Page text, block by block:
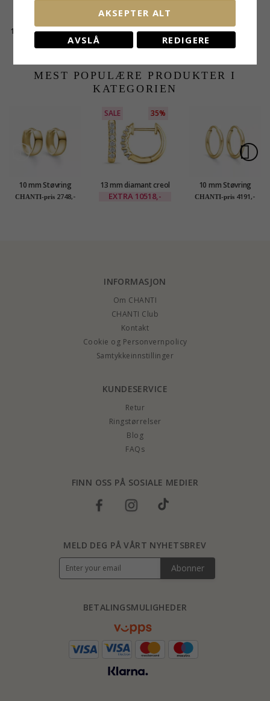
11 mm BNH creol i 14
1059,-
MEST POPULÆRE PRODUKTER I
KATEGORIEN
10 mm Støvring
Design creol i 8 karat
CHANTI-pris 2748,-
SALE 35%
13 mm diamant creol
i 14 karat gull med
EXTRA 10518,-
10 mm Støvring
Design creol i 14
CHANTI-pris 4191,-
INFORMASJON
Om CHANTI
CHANTI Club
Kontakt
Cookie og Personvernpolicy
Samtykkeinnstillinger
KUNDESERVICE
Retur
Ringstørrelser
Blog
FAQs
FINN OSS PÅ SOSIALE MEDIER
BETALINGSMULIGHEDER
MELD DEG PÅ VÅRT NYHETSBREV
Abonner
AKSEPTER ALT
AVSLÅ REDIGERE